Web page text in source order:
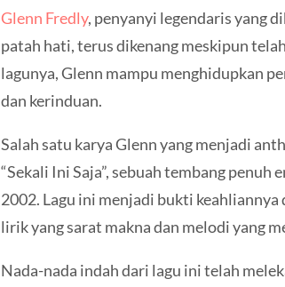
Glenn Fredly, penyanyi legendaris yang
patah hati, terus dikenang meskipun
lagunya, Glenn mampu menghidupkan
dan kerinduan.
Salah satu karya Glenn yang menjadi
“Sekali Ini Saja”, sebuah tembang
2002. Lagu ini menjadi bukti
lirik yang sarat makna dan melodi yang
Nada-nada indah dari lagu ini telah